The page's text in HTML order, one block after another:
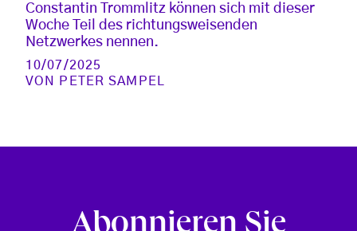
Constantin Trommlitz können sich mit dieser
Woche Teil des richtungsweisenden
Netzwerkes nennen.
10/07/2025
VON
PETER SAMPEL